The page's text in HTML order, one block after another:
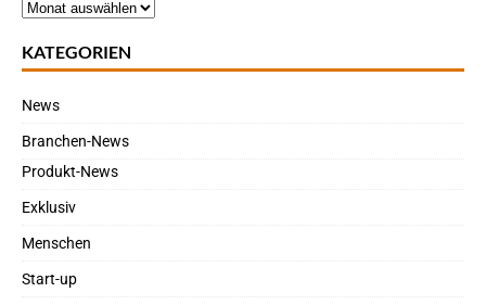
KATEGORIEN
News
Branchen-News
Produkt-News
Exklusiv
Menschen
Start-up